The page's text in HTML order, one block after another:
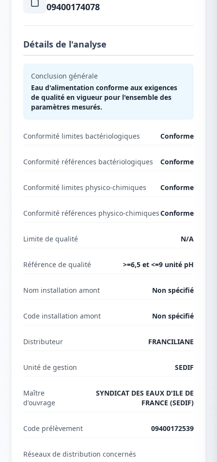
09400174078
Détails de l'analyse
Conclusion générale
Eau d'alimentation conforme aux exigences
de qualité en vigueur pour l'ensemble des
paramètres mesurés.
Conformité limites bactériologiques Conforme
Conformité références bactériologiques Conforme
Conformité limites physico-chimiques Conforme
Conformité références physico-chimiquesConforme
Limite de qualité N/A
Référence de qualité >=6,5 et <=9 unité pH
Nom installation amont Non spécifié
Code installation amont Non spécifié
Distributeur FRANCILIANE
Unité de gestion SEDIF
Maître
d'ouvrage
SYNDICAT DES EAUX D'ILE DE
FRANCE (SEDIF)
Code prélèvement 09400172539
Réseaux de distribution concernés